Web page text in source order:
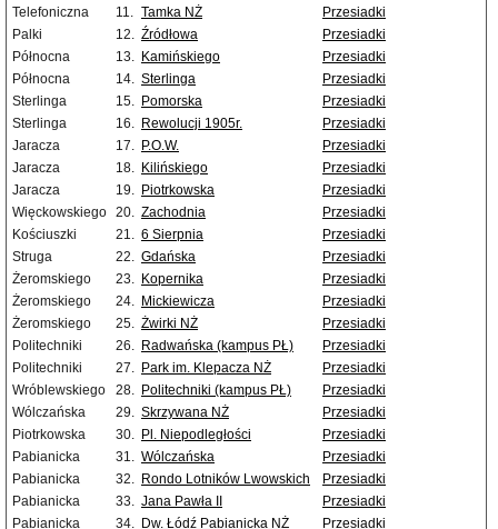
Telefoniczna
11. Tamka NŻ
Przesiadki
Palki
12. Źródłowa
Przesiadki
Północna
13. Kamińskiego
Przesiadki
Północna
14. Sterlinga
Przesiadki
Sterlinga
15. Pomorska
Przesiadki
Sterlinga
16. Rewolucji 1905r.
Przesiadki
Jaracza
17. P.O.W.
Przesiadki
Jaracza
18. Kilińskiego
Przesiadki
Jaracza
19. Piotrkowska
Przesiadki
Więckowskiego 20. Zachodnia
Przesiadki
Kościuszki
21. 6 Sierpnia
Przesiadki
Struga
22. Gdańska
Przesiadki
Żeromskiego
23. Kopernika
Przesiadki
Żeromskiego
24. Mickiewicza
Przesiadki
Żeromskiego
25. Żwirki NŻ
Przesiadki
Politechniki
26. Radwańska (kampus PŁ)
Przesiadki
Politechniki
27. Park im. Klepacza NŻ
Przesiadki
Wróblewskiego
28. Politechniki (kampus PŁ)
Przesiadki
Wólczańska
29. Skrzywana NŻ
Przesiadki
Piotrkowska
30. Pl. Niepodległości
Przesiadki
Pabianicka
31. Wólczańska
Przesiadki
Pabianicka
32. Rondo Lotników Lwowskich
Przesiadki
Pabianicka
33. Jana Pawła II
Przesiadki
Pabianicka
34. Dw. Łódź Pabianicka NŻ
Przesiadki